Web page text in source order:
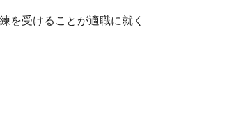
を受けることが適職に就く